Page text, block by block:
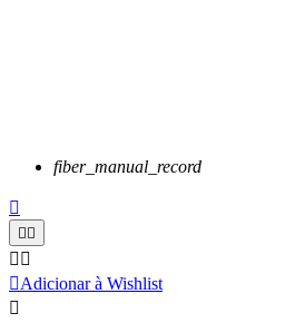
fiber_manual_record

 
 
Adicionar à Wishlist
